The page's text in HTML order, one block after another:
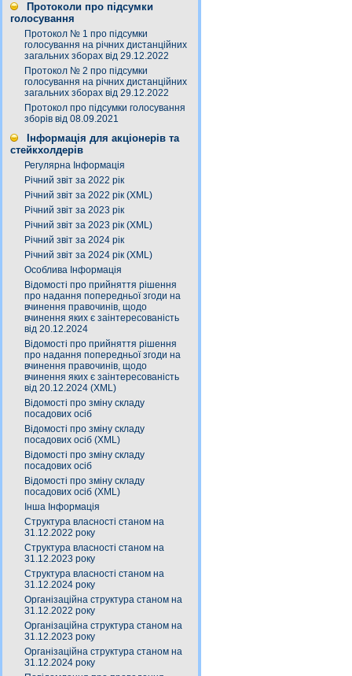
Протоколи про підсумки
голосування
Протокол № 1 про підсумки
голосування на річних дистанційних
загальних зборах від 29.12.2022
Протокол № 2 про підсумки
голосування на річних дистанційних
загальних зборах від 29.12.2022
Протокол про підсумки голосування
зборів від 08.09.2021
Інформація для акціонерів та
стейкхолдерів
Регулярна Інформація
Річний звіт за 2022 рік
Річний звіт за 2022 рік (XML)
Річний звіт за 2023 рік
Річний звіт за 2023 рік (XML)
Річний звіт за 2024 рік
Річний звіт за 2024 рік (XML)
Особлива Інформація
Відомості про прийняття рішення
про надання попередньої згоди на
вчинення правочинів, щодо
вчинення яких є заінтересованість
від 20.12.2024
Відомості про прийняття рішення
про надання попередньої згоди на
вчинення правочинів, щодо
вчинення яких є заінтересованість
від 20.12.2024 (XML)
Відомості про зміну складу
посадових осіб
Відомості про зміну складу
посадових осіб (XML)
Відомості про зміну складу
посадових осіб
Відомості про зміну складу
посадових осіб (XML)
Інша Інформація
Структура власності станом на
31.12.2022 року
Структура власності станом на
31.12.2023 року
Структура власності станом на
31.12.2024 року
Організаційна структура станом на
31.12.2022 року
Організаційна структура станом на
31.12.2023 року
Організаційна структура станом на
31.12.2024 року